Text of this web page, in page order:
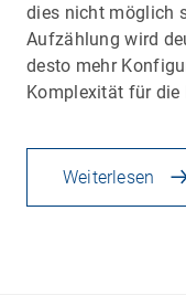
dies nicht möglich
Aufzählung wird
desto mehr
Komplexität für die
Weiterlesen